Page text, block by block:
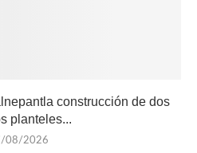
construcción de dos
planteles...
08/2026